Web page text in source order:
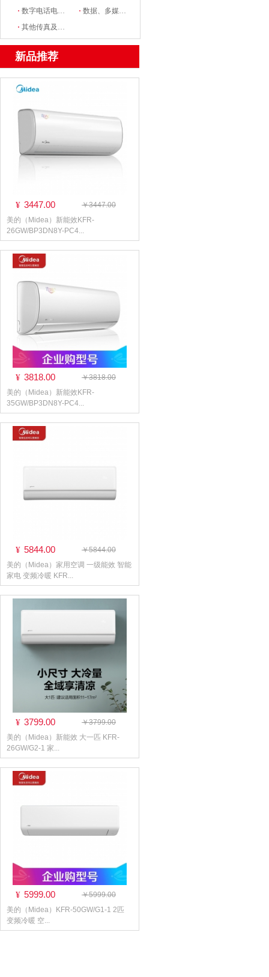
·数字电话电报终端机 ·数据、多媒体通信终端设备
·其他传真及数据、数字通信设备
新品推荐
¥ 3447.00
￥3447.00
美的（Midea）新能效KFR-
26GW/BP3DN8Y-PC4...
¥ 3818.00
￥3818.00
美的（Midea）新能效KFR-
35GW/BP3DN8Y-PC4...
¥ 5844.00
￥5844.00
美的（Midea）家用空调 一级能效 智能
家电 变频冷暖 KFR...
¥ 3799.00
￥3799.00
美的（Midea）新能效 大一匹 KFR-
26GW/G2-1 家...
¥ 5999.00
￥5999.00
美的（Midea）KFR-50GW/G1-1 2匹
变频冷暖 空...